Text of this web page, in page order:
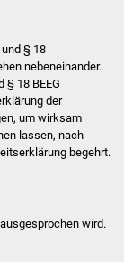
§ 18
nebeneinander.
18 BEEG
der
um wirksam
lassen, nach
begehrt.
wird.